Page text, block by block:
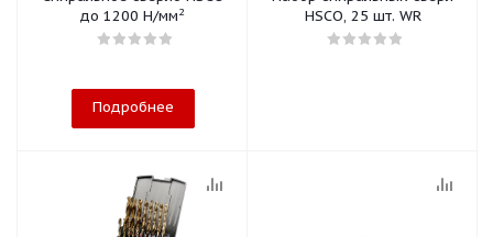
до 1200 Н/мм2
Подробнее
HSCO, 25 шт. WR